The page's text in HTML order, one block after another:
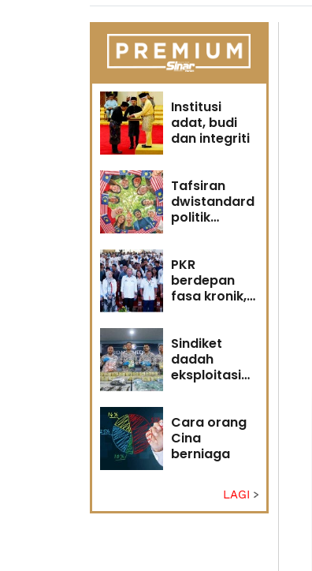
Institusi
adat, budi
dan integriti
Tafsiran
dwistandard
politik
PKR
berdepan
fasa kronik,
memihak
Anwar?
Sindiket
dadah
eksploitasi
Cara orang
Cina
berniaga
LAGI